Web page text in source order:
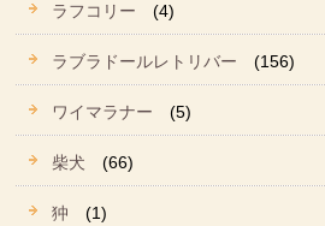
ラフコリー (4)
ラブラドールレトリバー (156)
ワイマラナー (5)
柴犬 (66)
狆 (1)